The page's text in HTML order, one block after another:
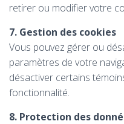
retirer ou modifier votre
7. Gestion des cookies
Vous pouvez gérer ou
paramètres de votre
désactiver certains
fonctionnalité.
8. Protection des